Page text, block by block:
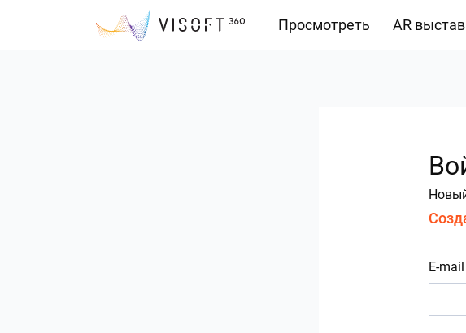
Просмотреть AR
E-mail